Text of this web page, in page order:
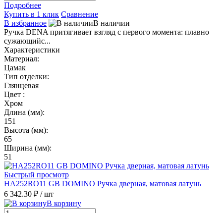
Подробнее
Купить в 1 клик Сравнение
В избранное
В наличии
Ручка DENA притягивает взгляд с первого момента: плавно
сужающийс...
Характеристики
Материал:
Цамак
Тип отделки:
Глянцевая
Цвет :
Хром
Длина (мм):
151
Высота (мм):
65
Ширина (мм):
51
Быстрый просмотр
HA252RO11 GB DOMINO Ручка дверная, матовая латунь
6 342.30 ₽ / шт
В корзину